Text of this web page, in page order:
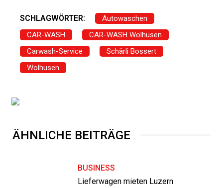
SCHLAGWÖRTER:
Autowaschen
CAR-WASH
CAR-WASH Wolhusen
Carwash-Service
Schärli Bossert
Wolhusen
ÄHNLICHE BEITRÄGE
BUSINESS
Lieferwagen mieten Luzern